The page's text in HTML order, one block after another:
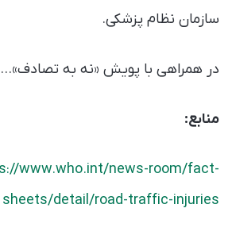
سازمان نظام پزشکی.
در همراهی با پویش «نه به تصادف»…
منابع:
www.who.int/news-room/fact-
sheets/detail/road-traffic-injuries